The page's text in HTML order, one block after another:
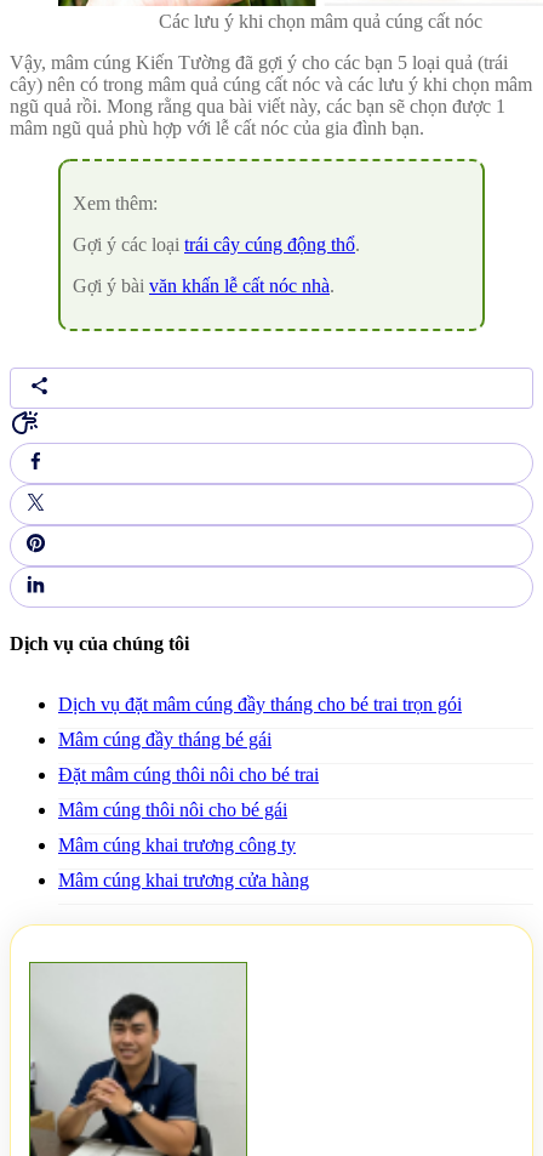
Các lưu ý khi chọn mâm quả cúng cất nóc
Vậy, mâm cúng Kiến Tường đã gợi ý cho các bạn 5 loại quả (trái
cây) nên có trong mâm quả cúng cất nóc và các lưu ý khi chọn mâm
ngũ quả rồi. Mong rằng qua bài viết này, các bạn sẽ chọn được 1
mâm ngũ quả phù hợp với lễ cất nóc của gia đình bạn.
Xem thêm:
Gợi ý các loại trái cây cúng động thổ.
Gợi ý bài văn khấn lễ cất nóc nhà.
Dịch vụ của chúng tôi
Dịch vụ đặt mâm cúng đầy tháng cho bé trai trọn gói
Mâm cúng đầy tháng bé gái
Đặt mâm cúng thôi nôi cho bé trai
Mâm cúng thôi nôi cho bé gái
Mâm cúng khai trương công ty
Mâm cúng khai trương cửa hàng